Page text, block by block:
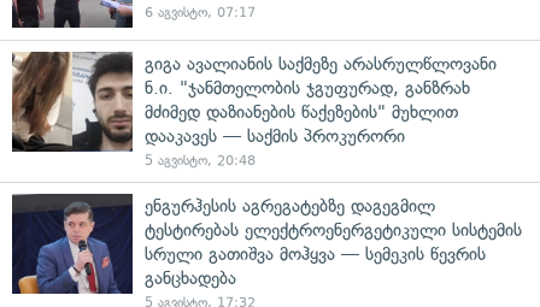
6 აგვისტო, 07:17
გიგა ავალიანის საქმეზე არასრულწლოვანი
ნ.ი. "ჯანმთელობის ჯგუფურად, განზრახ
მძიმედ დაზიანების წაქეზების" მუხლით
დააკავეს — საქმის პროკურორი
5 აგვისტო, 20:48
ენგურჰესის აგრეგატებზე დაგეგმილ
ტესტირებას ელექტროენერგეტიკული სისტემის
სრული გათიშვა მოჰყვა — სემეკის წევრის
განცხადება
5 აგვისტო, 17:32